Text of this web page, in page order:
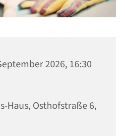
2026, 16:30
Haus, Osthofstraße 6,